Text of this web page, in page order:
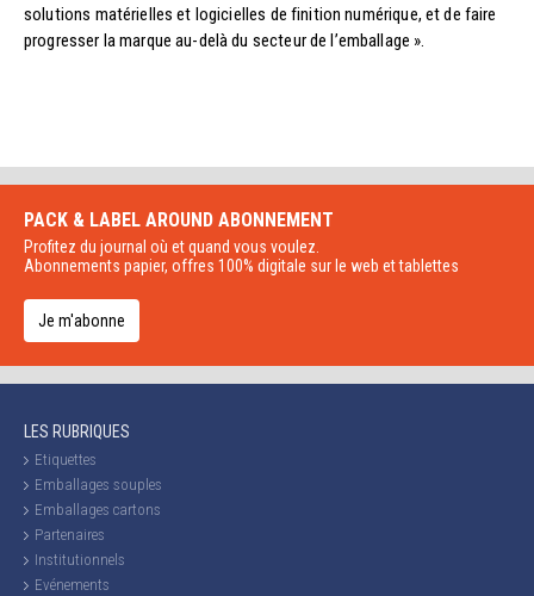
solutions matérielles et logicielles de finition numérique, et de faire
progresser la marque au-delà du secteur de l’emballage ».
PACK & LABEL AROUND ABONNEMENT
Profitez du journal où et quand vous voulez.
Abonnements papier, offres 100% digitale sur le web et tablettes
Je m'abonne
LES RUBRIQUES
Etiquettes
Emballages souples
Emballages cartons
Partenaires
Institutionnels
Evénements